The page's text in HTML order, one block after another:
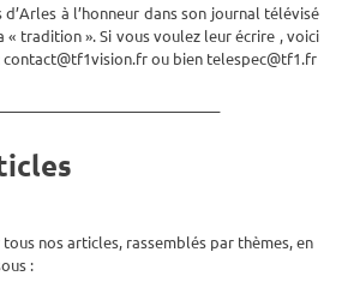
à l’honneur dans son journal télévisé
« tradition ». Si vous voulez leur écrire , voici
contact@tf1vision.fr ou bien telespec@tf1.fr
nos articles, rassemblés par thèmes, en
: